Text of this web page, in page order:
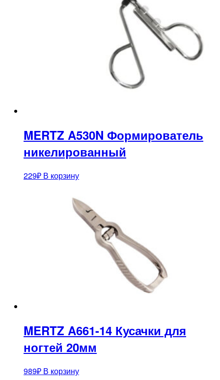
MERTZ A530N Формирователь
никелированный
229₽ В корзину
MERTZ A661-14 Кусачки для
ногтей 20мм
989₽ В корзину